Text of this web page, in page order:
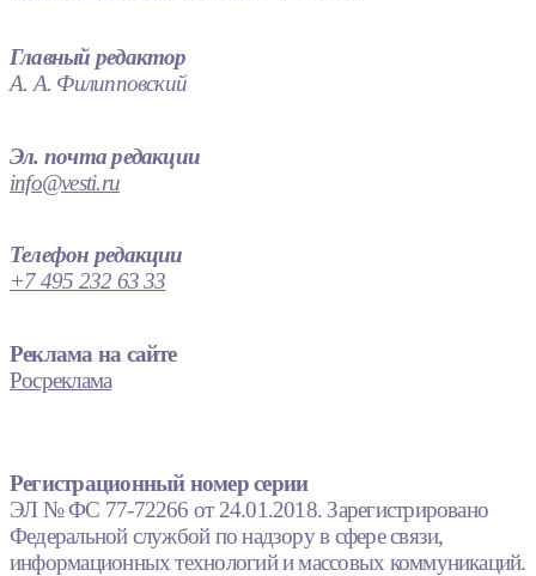
Главный редактор
А. А. Филипповский
Эл. почта редакции
info@vesti.ru
Телефон редакции
+7 495 232 63 33
Реклама на сайте
Росреклама
Регистрационный номер серии
ЭЛ № ФС 77-72266 от 24.01.2018. Зарегистрировано
Федеральной службой по надзору в сфере связи,
информационных технологий и массовых коммуникаций.